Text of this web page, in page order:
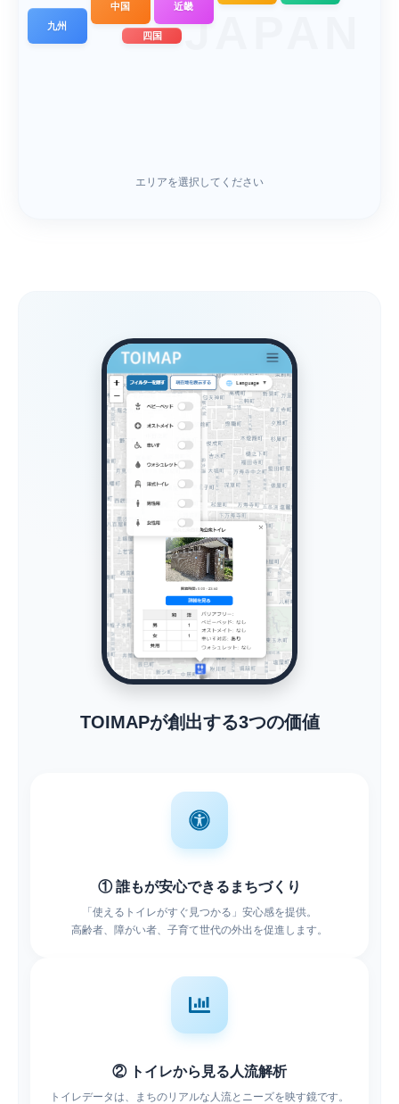
近畿
中国
四国
九州 JAPAN
エリアを選択してください
TOIMAPが創出する3つの価値
① 誰もが安心できるまちづくり
「使えるトイレがすぐ見つかる」安心感を提供。
高齢者、障がい者、子育て世代の外出を促進します。
② トイレから見る人流解析
トイレデータは、まちのリアルな人流とニーズを映す鏡です。